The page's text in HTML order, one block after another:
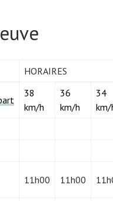
HORAIRES
38
km/h
36
km/h
34
km/
11h00 11h00